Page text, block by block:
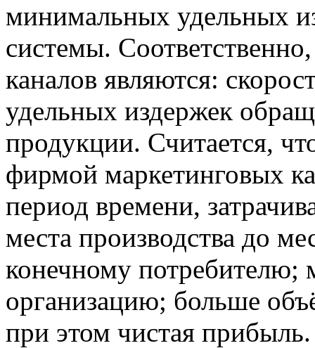
минимальных удельных
системы.
каналов являются:
удельных издержек
продукции. Считается,
фирмой маркетинговых
период времени,
места производства до
конечному потребителю;
организацию; больше
при этом чистая